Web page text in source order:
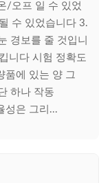
/오프 일 수 있었
수 있었습니다 3.
경보를 줄 것입니
니다 시험 정확도
품에 있는 양 그
하나 작동
성은 그리...